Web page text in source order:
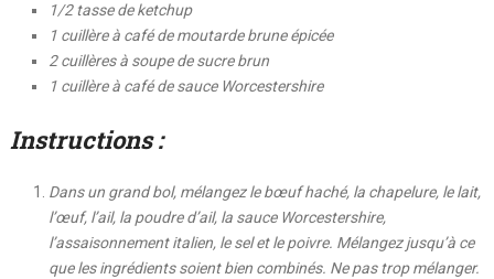
1/2 tasse de ketchup
1 cuillère à café de moutarde brune épicée
2 cuillères à soupe de sucre brun
1 cuillère à café de sauce Worcestershire
Instructions :
Dans un grand bol, mélangez le bœuf haché, la chapelure, le lait,
l’œuf, l’ail, la poudre d’ail, la sauce Worcestershire,
l’assaisonnement italien, le sel et le poivre. Mélangez jusqu’à ce
que les ingrédients soient bien combinés. Ne pas trop mélanger.